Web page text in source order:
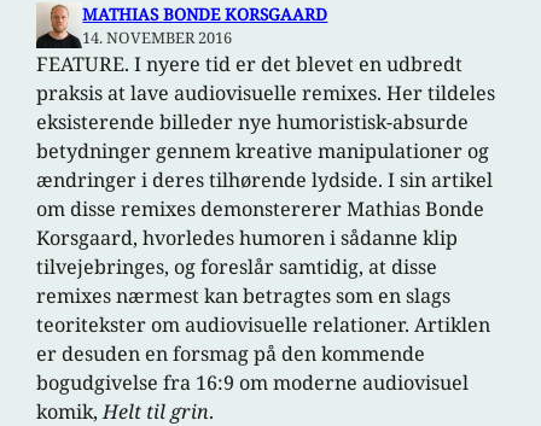
MATHIAS BONDE KORSGAARD
14. NOVEMBER 2016
FEATURE. I nyere tid er det blevet en udbredt
praksis at lave audiovisuelle remixes. Her tildeles
eksisterende billeder nye humoristisk-absurde
betydninger gennem kreative manipulationer og
ændringer i deres tilhørende lydside. I sin artikel
om disse remixes demonstererer Mathias Bonde
Korsgaard, hvorledes humoren i sådanne klip
tilvejebringes, og foreslår samtidig, at disse
remixes nærmest kan betragtes som en slags
teoritekster om audiovisuelle relationer. Artiklen
er desuden en forsmag på den kommende
bogudgivelse fra 16:9 om moderne audiovisuel
komik,Helt til grin.